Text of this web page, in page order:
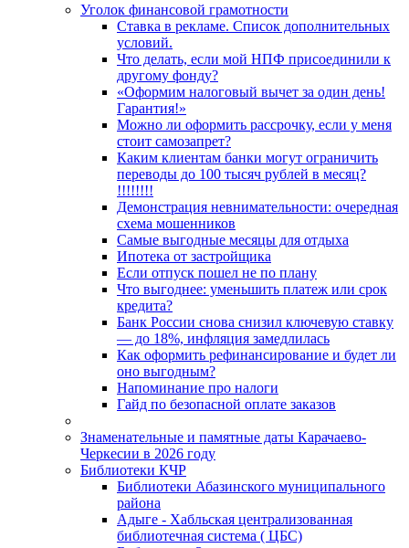
Уголок финансовой грамотности
Ставка в рекламе. Список дополнительных
условий.
Что делать, если мой НПФ присоединили к
другому фонду?
«Оформим налоговый вычет за один день!
Гарантия!»
Можно ли оформить рассрочку, если у меня
стоит самозапрет?
Каким клиентам банки могут ограничить
переводы до 100 тысяч рублей в месяц?
!!!!!!!!
Демонстрация невнимательности: очередная
схема мошенников
Самые выгодные месяцы для отдыха
Ипотека от застройщика
Если отпуск пошел не по плану
Что выгоднее: уменьшить платеж или срок
кредита?
Банк России снова снизил ключевую ставку
— до 18%, инфляция замедлилась
Как оформить рефинансирование и будет ли
оно выгодным?
Напоминание про налоги
Гайд по безопасной оплате заказов
Знаменательные и памятные даты Карачаево-
Черкесии в 2026 году
Библиотеки КЧР
Библиотеки Абазинского муниципального
района
Адыге - Хабльская централизованная
библиотечная система ( ЦБС)